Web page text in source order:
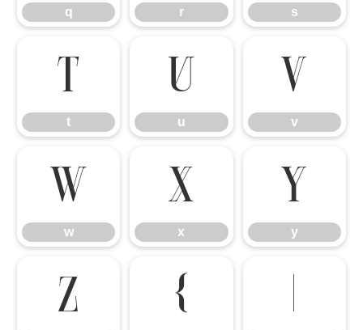
q r s
t
t
u
u
v
v
w
w
x
x
y
y
z { |